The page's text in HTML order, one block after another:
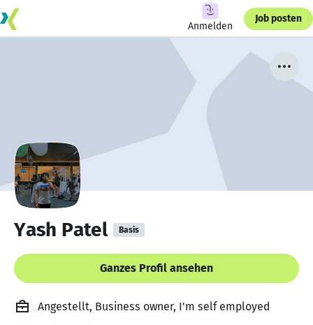
Anmelden
Job posten
Yash Patel Basis
Ganzes Profil ansehen
Angestellt, Business owner, I'm self employed